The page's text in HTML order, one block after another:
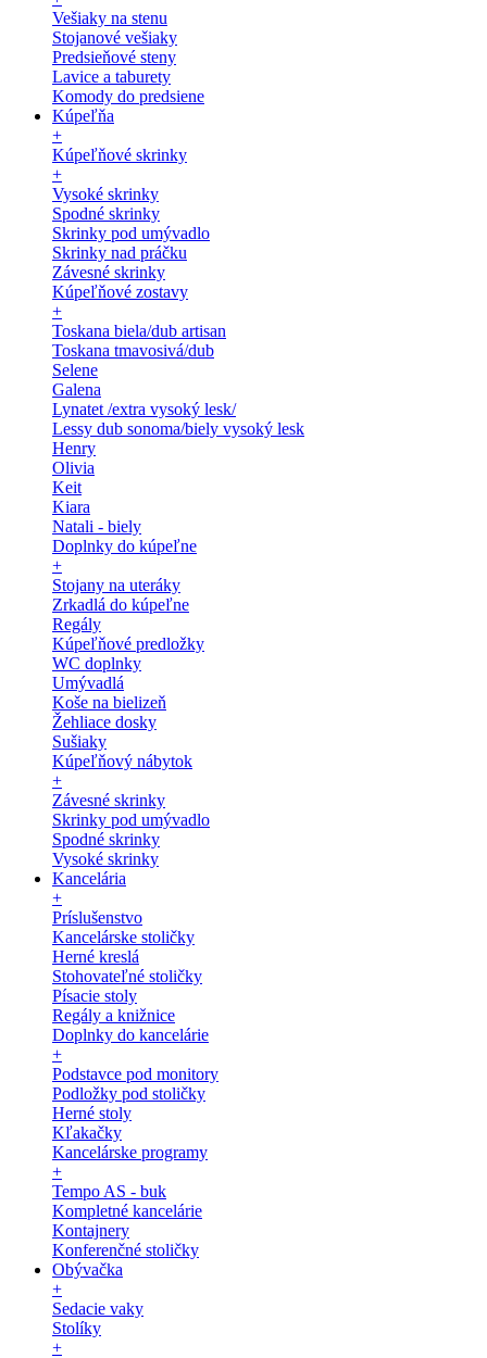
Vešiaky na stenu
Stojanové vešiaky
Predsieňové steny
Lavice a taburety
Komody do predsiene
Kúpeľňa
+
Kúpeľňové skrinky
+
Vysoké skrinky
Spodné skrinky
Skrinky pod umývadlo
Skrinky nad práčku
Závesné skrinky
Kúpeľňové zostavy
+
Toskana biela/dub artisan
Toskana tmavosivá/dub
Selene
Galena
Lynatet /extra vysoký lesk/
Lessy dub sonoma/biely vysoký lesk
Henry
Olivia
Keit
Kiara
Natali - biely
Doplnky do kúpeľne
+
Stojany na uteráky
Zrkadlá do kúpeľne
Regály
Kúpeľňové predložky
WC doplnky
Umývadlá
Koše na bielizeň
Žehliace dosky
Sušiaky
Kúpeľňový nábytok
+
Závesné skrinky
Skrinky pod umývadlo
Spodné skrinky
Vysoké skrinky
Kancelária
+
Príslušenstvo
Kancelárske stoličky
Herné kreslá
Stohovateľné stoličky
Písacie stoly
Regály a knižnice
Doplnky do kancelárie
+
Podstavce pod monitory
Podložky pod stoličky
Herné stoly
Kľakačky
Kancelárske programy
+
Tempo AS - buk
Kompletné kancelárie
Kontajnery
Konferenčné stoličky
Obývačka
+
Sedacie vaky
Stolíky
+